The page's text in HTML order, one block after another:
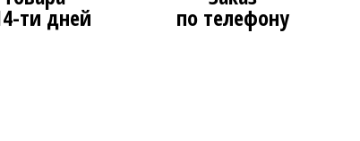
ти дней по телефону